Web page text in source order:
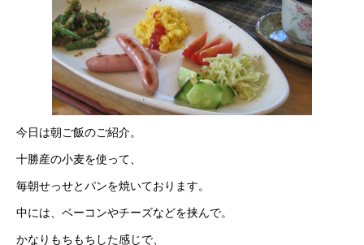
今日は朝ご飯のご紹介。
十勝産の小麦を使って、
毎朝せっせとパンを焼いております。
中には、ベーコンやチーズなどを挟んで。
かなりもちもちした感じで、